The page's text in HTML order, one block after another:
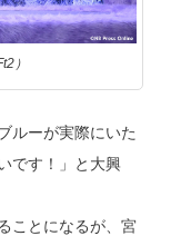
）
ルーが実際にいた
です！」と大興
ことになるが、宮